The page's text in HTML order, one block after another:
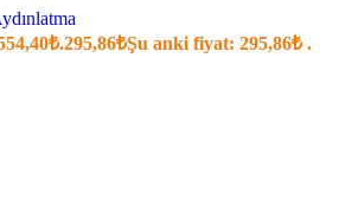
295,86₺Şu anki fiyat: 295,86₺ .